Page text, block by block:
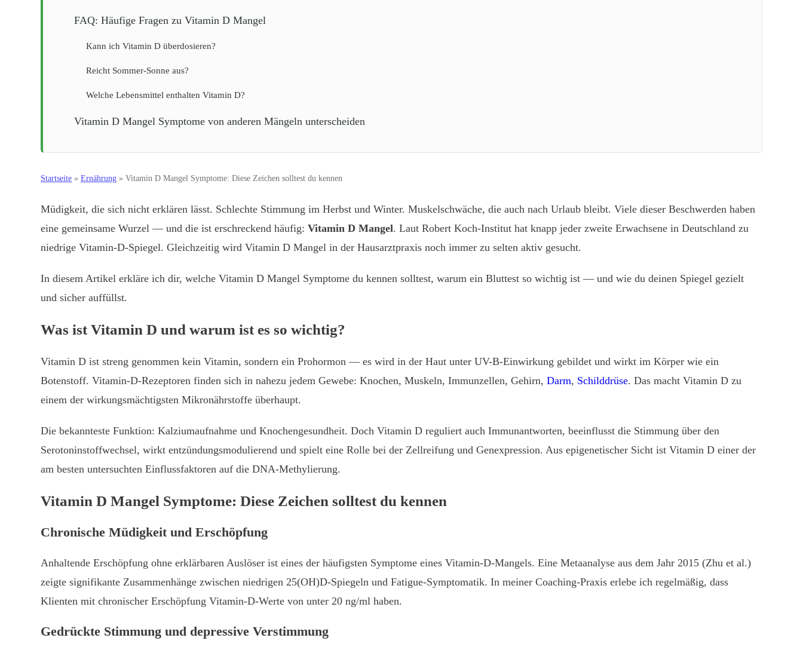
FAQ: Häufige Fragen zu Vitamin D Mangel
Kann ich Vitamin D überdosieren?
Reicht Sommer-Sonne aus?
Welche Lebensmittel enthalten Vitamin D?
Vitamin D Mangel Symptome von anderen Mängeln unterscheiden
Startseite » Ernährung » Vitamin D Mangel Symptome: Diese Zeichen solltest du kennen
Müdigkeit, die sich nicht erklären lässt. Schlechte Stimmung im Herbst und Winter. Muskelschwäche, die auch nach Urlaub bleibt. Viele dieser Beschwerden haben
eine gemeinsame Wurzel — und die ist erschreckend häufig: Vitamin D Mangel. Laut Robert Koch-Institut hat knapp jeder zweite Erwachsene in Deutschland zu
niedrige Vitamin-D-Spiegel. Gleichzeitig wird Vitamin D Mangel in der Hausarztpraxis noch immer zu selten aktiv gesucht.
In diesem Artikel erkläre ich dir, welche Vitamin D Mangel Symptome du kennen solltest, warum ein Bluttest so wichtig ist — und wie du deinen Spiegel gezielt
und sicher auffüllst.
Was ist Vitamin D und warum ist es so wichtig?
Vitamin D ist streng genommen kein Vitamin, sondern ein Prohormon — es wird in der Haut unter UV-B-Einwirkung gebildet und wirkt im Körper wie ein
Botenstoff. Vitamin-D-Rezeptoren finden sich in nahezu jedem Gewebe: Knochen, Muskeln, Immunzellen, Gehirn, Darm, Schilddrüse. Das macht Vitamin D zu
einem der wirkungsmächtigsten Mikronährstoffe überhaupt.
Die bekannteste Funktion: Kalziumaufnahme und Knochengesundheit. Doch Vitamin D reguliert auch Immunantworten, beeinflusst die Stimmung über den
Serotoninstoffwechsel, wirkt entzündungsmodulierend und spielt eine Rolle bei der Zellreifung und Genexpression. Aus epigenetischer Sicht ist Vitamin D einer der
am besten untersuchten Einflussfaktoren auf die DNA-Methylierung.
Vitamin D Mangel Symptome: Diese Zeichen solltest du kennen
Chronische Müdigkeit und Erschöpfung
Anhaltende Erschöpfung ohne erklärbaren Auslöser ist eines der häufigsten Symptome eines Vitamin-D-Mangels. Eine Metaanalyse aus dem Jahr 2015 (Zhu et al.)
zeigte signifikante Zusammenhänge zwischen niedrigen 25(OH)D-Spiegeln und Fatigue-Symptomatik. In meiner Coaching-Praxis erlebe ich regelmäßig, dass
Klienten mit chronischer Erschöpfung Vitamin-D-Werte von unter 20 ng/ml haben.
Gedrückte Stimmung und depressive Verstimmung